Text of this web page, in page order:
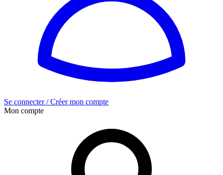
Se connecter / Créer mon compte
Mon compte